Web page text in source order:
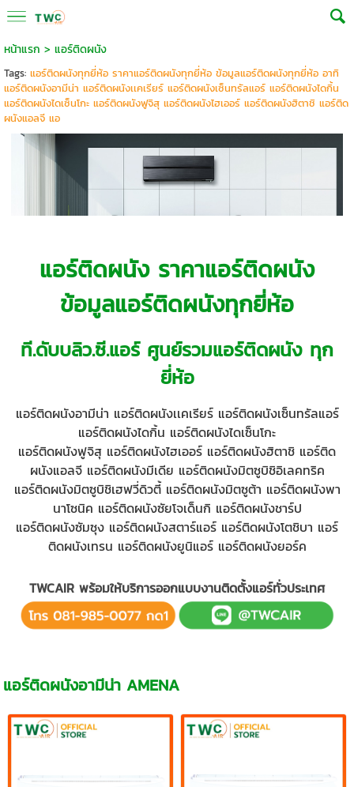
หน้าแรก > แอร์ติดผนัง
Tags: แอร์ติดผนังทุกยี่ห้อ ราคาแอร์ติดผนังทุกยี่ห้อ ข้อมูลแอร์ติดผนังทุกยี่ห้อ อาทิ
แอร์ติดผนังอามีน่า แอร์ติดผนังเเคเรียร์ แอร์ติดผนังเซ็นทรัลแอร์ แอร์ติดผนังไดกิ้น
แอร์ติดผนังไดเซ็นโกะ แอร์ติดผนังฟูจิสุ แอร์ติดผนังไฮเออร์ แอร์ติดผนังฮิตาชิ แอร์ติด
ผนังแอลจี แอ
แอร์ติดผนังราคาแอร์ติดผนัง
ข้อมูลแอร์ติดผนังทุกยี่ห้อ
ที.ดับบลิว.ซี.แอร์ ศูนย์รวมแอร์ติดผนัง ทุก
ยี่ห้อ
แอร์ติดผนังอามีน่า แอร์ติดผนังเเคเรียร์ แอร์ติดผนังเซ็นทรัลแอร์
แอร์ติดผนังไดกิ้น แอร์ติดผนังไดเซ็นโกะ
แอร์ติดผนังฟูจิสุ แอร์ติดผนังไฮเออร์ แอร์ติดผนังฮิตาชิ แอร์ติด
ผนังแอลจี แอร์ติดผนังมีเดีย แอร์ติดผนังมิตซูบิชิอิเลคทริค
แอร์ติดผนังมิตซูบิชิเฮฟวี่ดิวตี้ แอร์ติดผนังมิตซูต้า แอร์ติดผนังพา
นาโซนิค แอร์ติดผนังซัยโจเด็นกิ แอร์ติดผนังชาร์ป
แอร์ติดผนังซัมซุง แอร์ติดผนังสตาร์แอร์ แอร์ติดผนังโตชิบา แอร์
ติดผนังเทรน แอร์ติดผนังยูนิแอร์ แอร์ติดผนังยอร์ค
TWCAIR พร้อมให้บริการออกแบบงานติดตั้งแอร์ทั่วประเทศ
แอร์ติดผนังอามีน่า AMENA